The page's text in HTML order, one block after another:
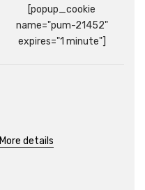
[popup_cookie
name="pum-21452"
expires="1 minute"]
More details